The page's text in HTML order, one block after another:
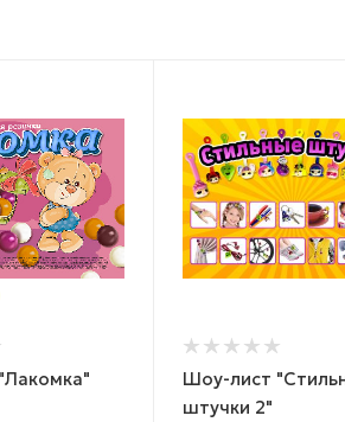
Шоу-лист
штучки 2"